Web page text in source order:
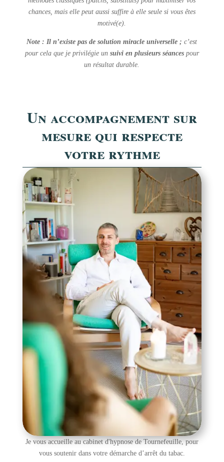
chances, mais elle peut aussi suffire à elle seule si vous êtes
motivé(e).
Note : Il n’existe pas de solution miracle universelle ; c’est
pour cela que je privilégie un suivi en plusieurs séancespour
un résultat durable.
Un accompagnement sur
mesure qui respecte
votre rythme
Je vous accueille au cabinet d'hypnose de Tournefeuille, pour
vous soutenir dans votre démarche d’arrêt du tabac.